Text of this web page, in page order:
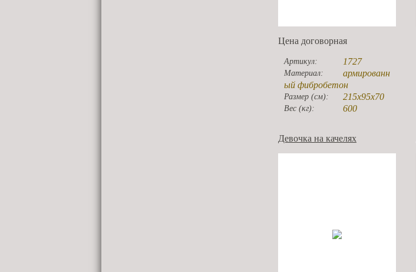
Цена договорная
Артикул: 1727
Материал:
армированн
ый фибробетон
Размер (см): 215x95x70
Вес (кг): 600
Девочка на качелях